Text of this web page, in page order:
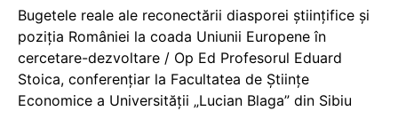
Bugetele reale ale reconectării diasporei științifice și
poziția României la coada Uniunii Europene în
cercetare-dezvoltare / Op Ed Profesorul Eduard
Stoica, conferențiar la Facultatea de Științe
Economice a Universității „Lucian Blaga” din Sibiu